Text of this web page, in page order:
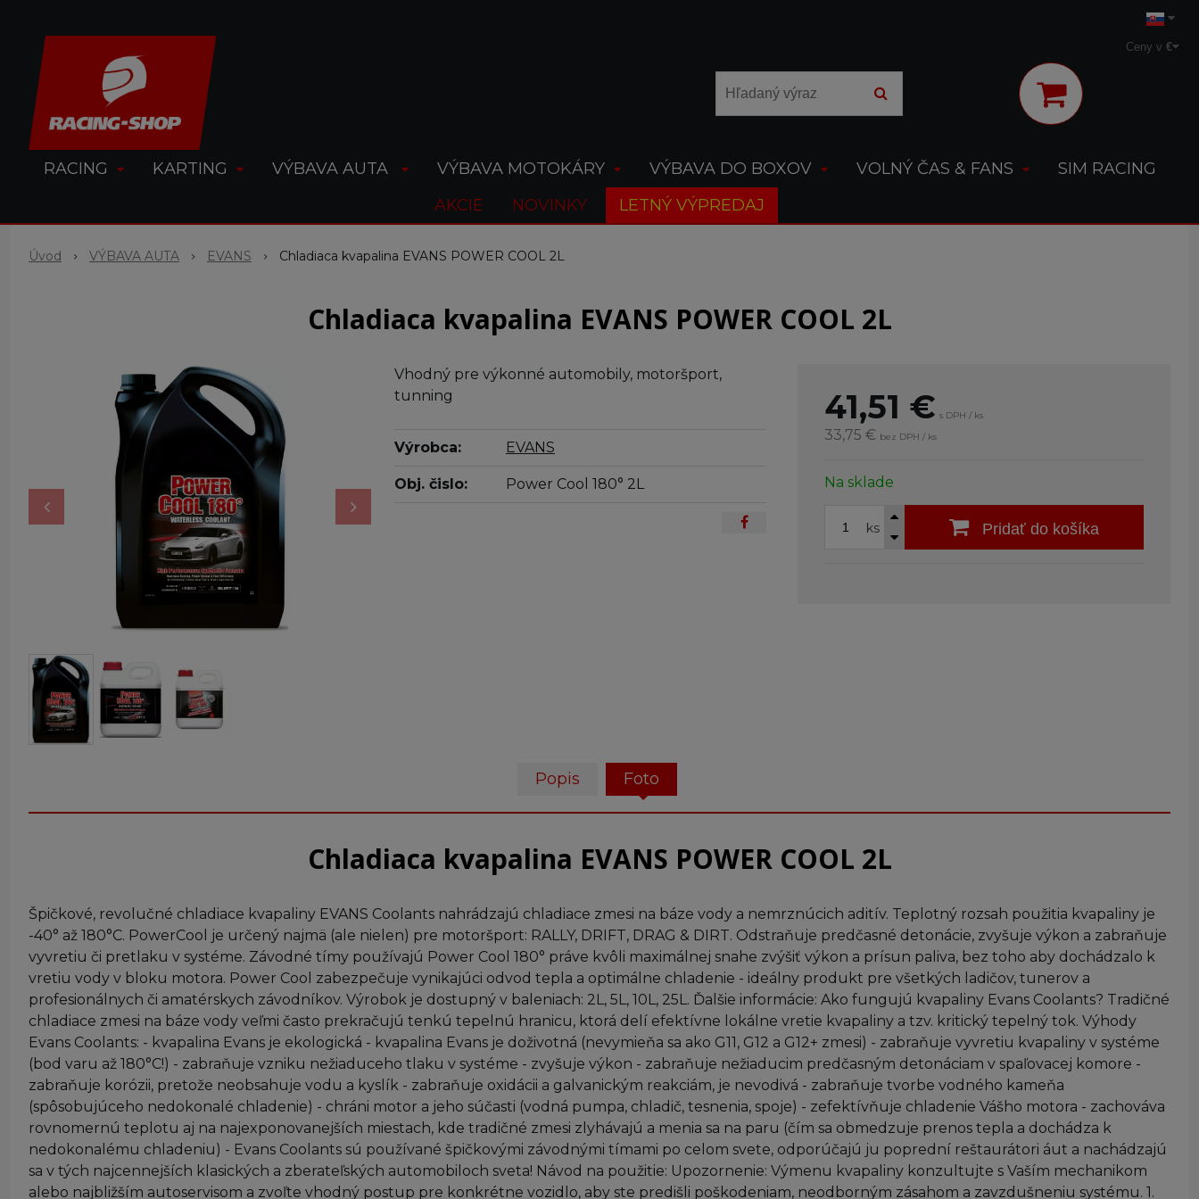
Ceny v €
RACING KARTING VÝBAVA AUTA VÝBAVA MOTOKÁRY VÝBAVA DO BOXOV VOLNÝ ČAS & FANS
SIM RACING
AKCIE
NOVINKY LETNÝ VÝPREDAJ
Úvod VÝBAVA AUTA EVANS Chladiaca kvapalina EVANS POWER COOL 2L
Chladiaca kvapalina EVANS POWER COOL 2L
41,51 € s DPH / ks
33,75 € bez DPH / ks
Na sklade
ks Pridať do košíka
Vhodný pre výkonné automobily, motoršport,
tunning
Výrobca: EVANS
Obj. čislo: Power Cool 180° 2L
Popis Foto
Chladiaca kvapalina EVANS POWER COOL 2L
Špičkové, revolučné chladiace kvapaliny EVANS Coolants nahrádzajú chladiace zmesi na báze vody a nemrznúcich aditív. Teplotný rozsah použitia kvapaliny je
-40° až 180°C. PowerCool je určený najmä (ale nielen) pre motoršport: RALLY, DRIFT, DRAG & DIRT. Odstraňuje predčasné detonácie, zvyšuje výkon a zabraňuje
vyvretiu či pretlaku v systéme. Závodné tímy používajú Power Cool 180° práve kvôli maximálnej snahe zvýšiť výkon a prísun paliva, bez toho aby dochádzalo k
vretiu vody v bloku motora. Power Cool zabezpečuje vynikajúci odvod tepla a optimálne chladenie - ideálny produkt pre všetkých ladičov, tunerov a
profesionálnych či amatérskych závodníkov. Výrobok je dostupný v baleniach: 2L, 5L, 10L, 25L. Ďalšie informácie: Ako fungujú kvapaliny Evans Coolants? Tradičné
chladiace zmesi na báze vody veľmi často prekračujú tenkú tepelnú hranicu, ktorá delí efektívne lokálne vretie kvapaliny a tzv. kritický tepelný tok. Výhody
Evans Coolants: - kvapalina Evans je ekologická - kvapalina Evans je doživotná (nevymieňa sa ako G11, G12 a G12+ zmesi) - zabraňuje vyvretiu kvapaliny v systéme
(bod varu až 180°C!) - zabraňuje vzniku nežiaduceho tlaku v systéme - zvyšuje výkon - zabraňuje nežiaducim predčasným detonáciam v spaľovacej komore -
zabraňuje korózii, pretože neobsahuje vodu a kyslík - zabraňuje oxidácii a galvanickým reakciám, je nevodivá - zabraňuje tvorbe vodného kameňa
(spôsobujúceho nedokonalé chladenie) - chráni motor a jeho súčasti (vodná pumpa, chladič, tesnenia, spoje) - zefektívňuje chladenie Vášho motora - zachováva
rovnomernú teplotu aj na najexponovanejších miestach, kde tradičné zmesi zlyhávajú a menia sa na paru (čím sa obmedzuje prenos tepla a dochádza k
nedokonalému chladeniu) - Evans Coolants sú používané špičkovými závodnými tímami po celom svete, odporúčajú ju poprední reštaurátori áut a nachádzajú
sa v tých najcennejších klasických a zberateľských automobiloch sveta! Návod na použitie: Upozornenie: Výmenu kvapaliny konzultujte s Vaším mechanikom
alebo najbližším autoservisom a zvoľte vhodný postup pre konkrétne vozidlo, aby ste predišli poškodeniam, neodborným zásahom a zavzdušneniu systému. 1.